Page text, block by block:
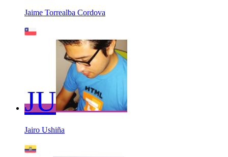
Jaime Torrealba Cordova
JU
Jairo Ushiña